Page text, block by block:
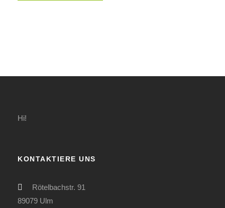
Hi!
KONTAKTIERE UNS
Rötelbachstr. 91
89079 Ulm